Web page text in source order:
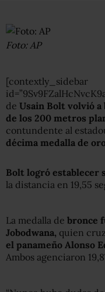
Foto: AP
[contextly_sidebar
de Usain Bolt volvió
de los 200 metros
contundente al
décima medalla de
Bolt logró establecer
la distancia en 19,55
La medalla de bronce
Jobodwana, quien
el panameño Alonso
Ambos agenciaron